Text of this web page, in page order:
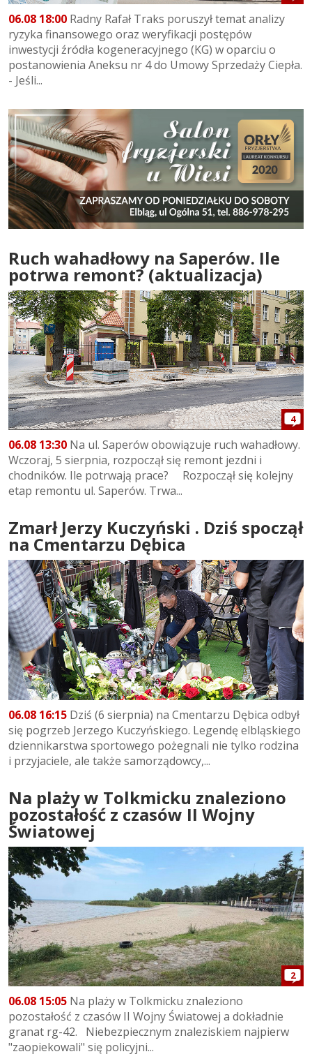
06.08 18:00 Radny Rafał Traks poruszył temat analizy
ryzyka finansowego oraz weryfikacji postępów
inwestycji źródła kogeneracyjnego (KG) w oparciu o
postanowienia Aneksu nr 4 do Umowy Sprzedaży Ciepła.
- Jeśli...
Ruch wahadłowy na Saperów. Ile
potrwa remont? (aktualizacja)
4
06.08 13:30 Na ul. Saperów obowiązuje ruch wahadłowy.
Wczoraj, 5 sierpnia, rozpoczął się remont jezdni i
chodników. Ile potrwają prace? Rozpoczął się kolejny
etap remontu ul. Saperów. Trwa...
Zmarł Jerzy Kuczyński . Dziś spoczął
na Cmentarzu Dębica
06.08 16:15 Dziś (6 sierpnia) na Cmentarzu Dębica odbył
się pogrzeb Jerzego Kuczyńskiego. Legendę elbląskiego
dziennikarstwa sportowego pożegnali nie tylko rodzina
i przyjaciele, ale także samorządowcy,...
Na plaży w Tolkmicku znaleziono
pozostałość z czasów II Wojny
Światowej
2
06.08 15:05 Na plaży w Tolkmicku znaleziono
pozostałość z czasów II Wojny Światowej a dokładnie
granat rg-42. Niebezpiecznym znaleziskiem najpierw
"zaopiekowali" się policyjni...